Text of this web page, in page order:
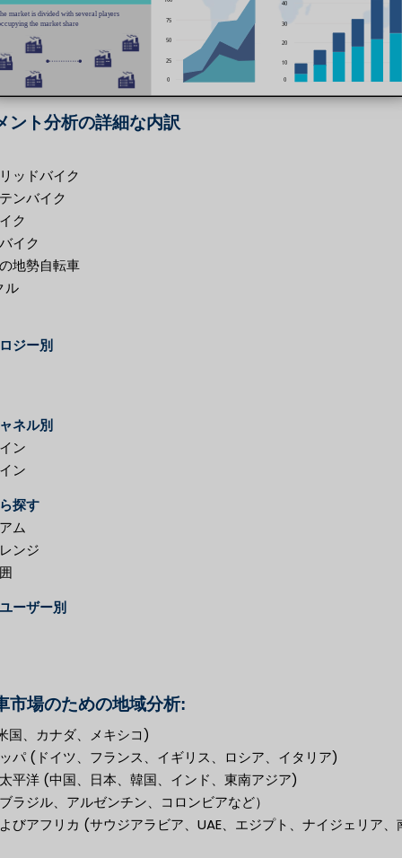
ント分析の詳細な内訳
ッドバイク
ンバイク
ク
イク
地勢自転車
ル
ジー別
ネル別
ン
ン
探す
ム
ンジ
ーザー別
市場のための地域分析:
国、カナダ、メキシコ)
パ (ドイツ、フランス、イギリス、ロシア、イタリア)
平洋 (中国、日本、韓国、インド、東南アジア)
ラジル、アルゼンチン、コロンビアなど）
びアフリカ (サウジアラビア、UAE、エジプト、ナイジェリア、